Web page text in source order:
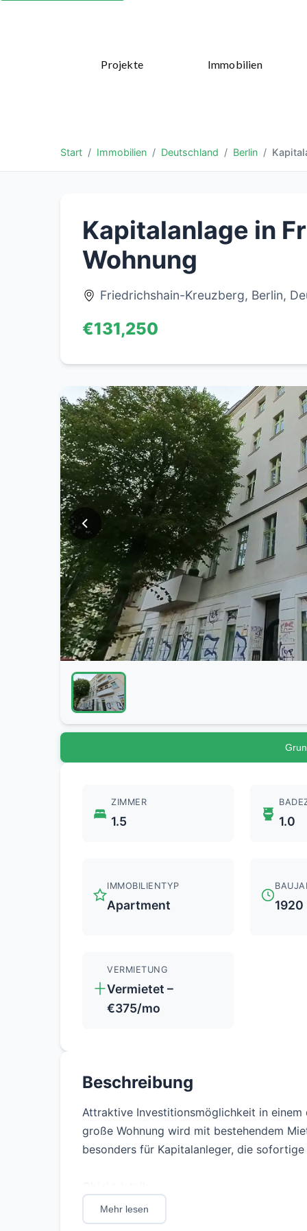
Projekte Immobilien
Start Immobilien Deutschland Berlin
Kapitalanlage in
Wohnung
Friedrichshain-Kreuzberg, Berlin,
€131,250
ZIMMER
1.5 1.0
IMMOBILIENTYP
Apartment 1920
VERMIETUNG
Vermietet –
€375/mo
Beschreibung
Attraktive Investitionsmöglichkeit in
große Wohnung wird mit bestehendem
besonders für Kapitalanleger, die
Adresse: Eldenaer Straße 15, Friedrichshain
Mehr lesen